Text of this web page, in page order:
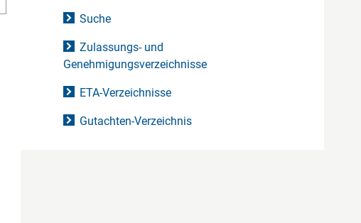
Suche
Zulassungs- und
Genehmigungsverzeichnisse
ETA-Verzeichnisse
Gutachten-Verzeichnis